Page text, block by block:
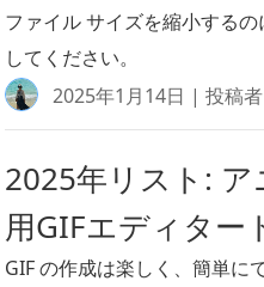
ファイル サイズを縮小する
してください。
2025年1月14日 | 投稿者
2025年リスト:
用GIFエディター
GIF の作成は楽しく、簡単に